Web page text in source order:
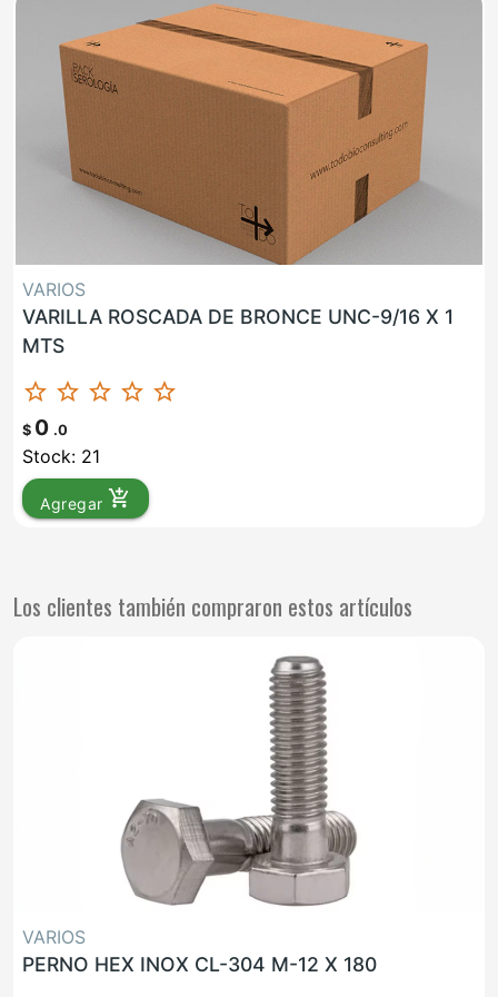
VARIOS
VARILLA ROSCADA DE BRONCE UNC-9/16 X 1
MTS
star_border star_border star_border star_border star_border
$ 0 .0
Stock: 21
Agregar add_shopping_cart
Los clientes también compraron estos artículos
VARIOS
PERNO HEX INOX CL-304 M-12 X 180